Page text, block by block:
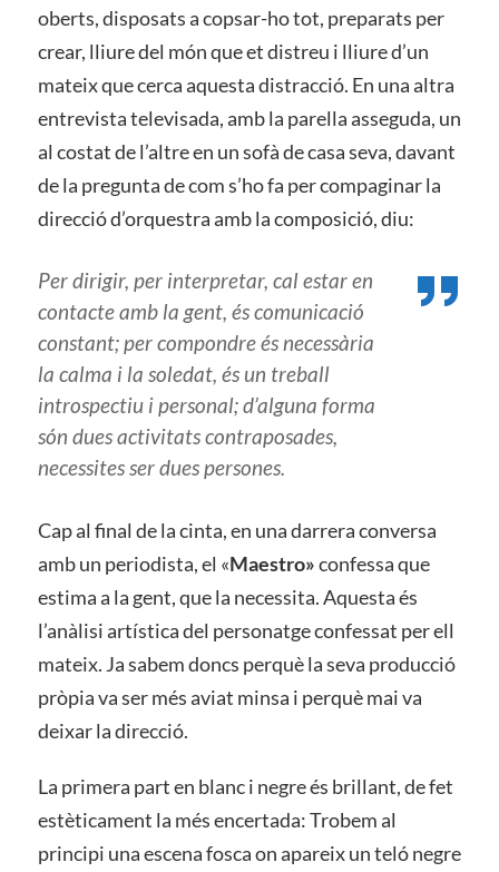
oberts, disposats a copsar-ho tot, preparats per
crear, lliure del món que et distreu i lliure d’un
mateix que cerca aquesta distracció. En una altra
entrevista televisada, amb la parella asseguda, un
al costat de l’altre en un sofà de casa seva, davant
de la pregunta de com s’ho fa per compaginar la
direcció d’orquestra amb la composició, diu:
Per dirigir, per interpretar, cal estar en
contacte amb la gent, és comunicació
constant; per compondre és necessària
la calma i la soledat, és un treball
introspectiu i personal; d’alguna forma
són dues activitats contraposades,
necessites ser dues persones.
Cap al final de la cinta, en una darrera conversa
amb un periodista, el «Maestro»confessa que
estima a la gent, que la necessita. Aquesta és
l’anàlisi artística del personatge confessat per ell
mateix. Ja sabem doncs perquè la seva producció
pròpia va ser més aviat minsa i perquè mai va
deixar la direcció.
La primera part en blanc i negre és brillant, de fet
estèticament la més encertada: Trobem al
principi una escena fosca on apareix un teló negre